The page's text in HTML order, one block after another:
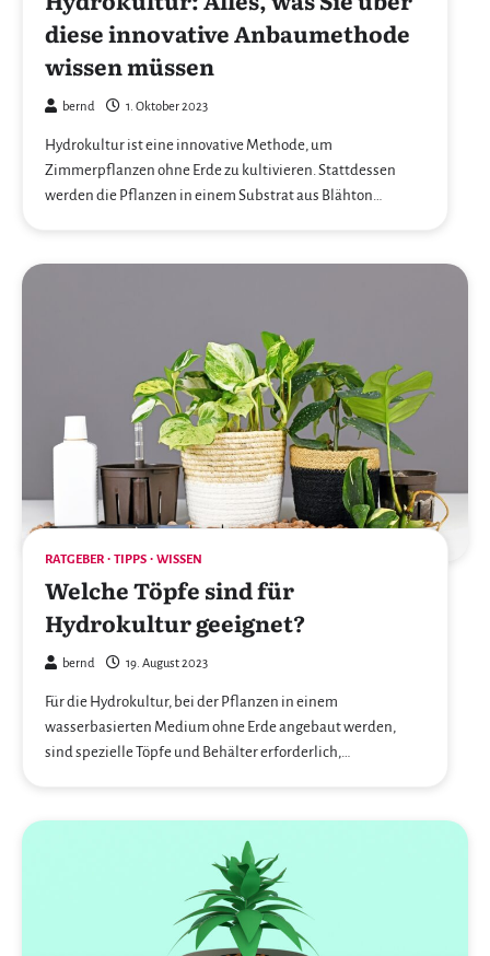
diese innovative Anbaumethode
wissen müssen
bernd 1. Oktober 2023
Hydrokultur ist eine innovative Methode, um
Zimmerpflanzen ohne Erde zu kultivieren. Stattdessen
werden die Pflanzen in einem Substrat aus Blähton…
RATGEBER TIPPS WISSEN
Welche Töpfe sind für
Hydrokultur geeignet?
bernd 19. August 2023
Für die Hydrokultur, bei der Pflanzen in einem
wasserbasierten Medium ohne Erde angebaut werden,
sind spezielle Töpfe und Behälter erforderlich,…